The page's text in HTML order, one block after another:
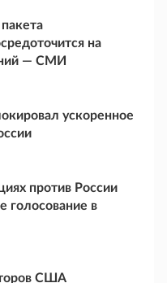
на
— СМИ
ускоренное
против России
голосование в
США